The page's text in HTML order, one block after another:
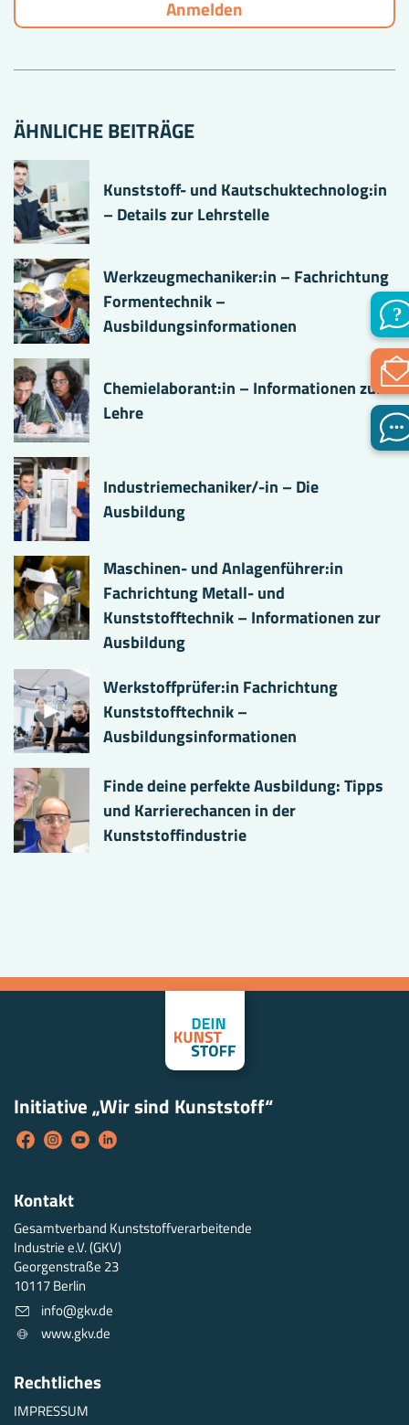
ÄHNLICHE BEITRÄGE
Kunststoff- und Kautschuktechnolog:in
– Details zur Lehrstelle
Werkzeugmechaniker:in – Fachrichtung
Formentechnik –
Ausbildungsinformationen
Chemielaborant:in – Informationen zur
Lehre
Industriemechaniker/-in – Die
Ausbildung
Maschinen- und Anlagenführer:in
Fachrichtung Metall- und
Kunststofftechnik – Informationen zur
Ausbildung
Werkstoffprüfer:in Fachrichtung
Kunststofftechnik –
Ausbildungsinformationen
Finde deine perfekte Ausbildung: Tipps
und Karrierechancen in der
Kunststoffindustrie
Kontakt
Gesamtverband Kunststoffverarbeitende
Industrie e.V. (GKV)
Georgenstraße 23
10117 Berlin
info@gkv.de
www.gkv.de
Initiative „Wir sind Kunststoff“
Rechtliches
IMPRESSUM